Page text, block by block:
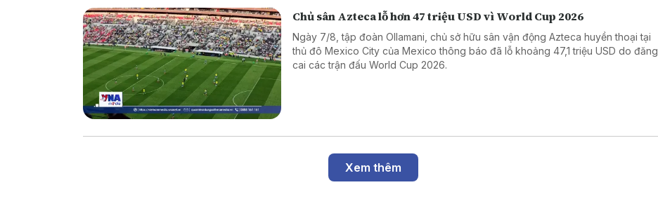
Chủ sân Azteca lỗ hơn 47 triệu USD vì World Cup 2026
Ngày 7/8, tập đoàn Ollamani, chủ sở hữu sân vận động Azteca huyền thoại tại
thủ đô Mexico City của Mexico thông báo đã lỗ khoảng 47,1 triệu USD do đăng
cai các trận đấu World Cup 2026.
Xem thêm